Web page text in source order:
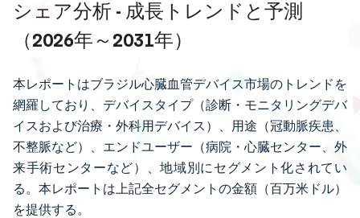
シェア分析 - 成長トレンドと予測
（2026年～2031年）
本レポートはブラジル心臓血管デバイス市場のトレンドを
網羅しており、デバイスタイプ（診断・モニタリングデバ
イスおよび治療・外科用デバイス）、用途（冠動脈疾患、
不整脈など）、エンドユーザー（病院・心臓センター、外
来手術センターなど）、地域別にセグメント化されてい
る。本レポートは上記全セグメントの金額（百万米ドル）
を提供する。